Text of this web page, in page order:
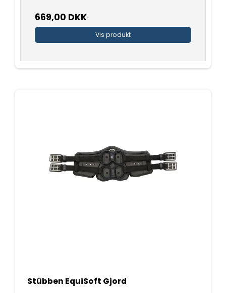
669,00 DKK
Vis produkt
Stübben EquiSoft Gjord